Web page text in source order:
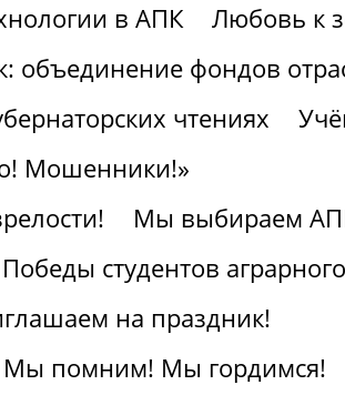
в АПК
Любовь к
объединение фондов
чтениях
Мошенники!»
Мы выбираем
Победы студентов
на праздник!
Мы помним! Мы гордимся!